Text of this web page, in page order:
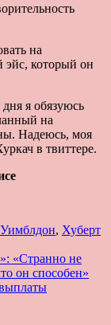
на
эйс, который он
я обязуюсь
на
Надеюсь, моя
в твиттере.
Уимблдон, Хуберт
«Странно не
он способен»